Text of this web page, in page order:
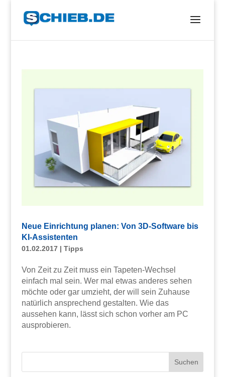
Neue Einrichtung planen: Von 3D-Software bis
KI-Assistenten
01.02.2017| Tipps
Von Zeit zu Zeit muss ein Tapeten-Wechsel
einfach mal sein. Wer mal etwas anderes sehen
möchte oder gar umzieht, der will sein Zuhause
natürlich ansprechend gestalten. Wie das
aussehen kann, lässt sich schon vorher am PC
ausprobieren.